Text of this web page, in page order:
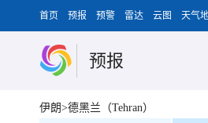
首页 预报 预警 雷达 云图 天气
预报
伊朗>德黑兰（Tehran）